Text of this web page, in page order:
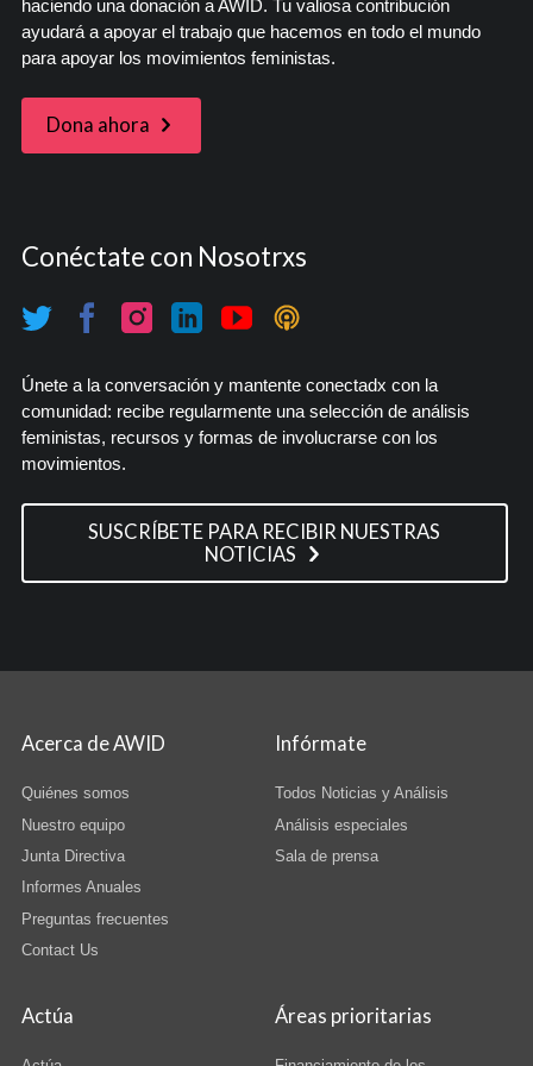
haciendo una donación a AWID. Tu valiosa contribución
ayudará a apoyar el trabajo que hacemos en todo el mundo
para apoyar los movimientos feministas.
Dona ahora
Conéctate con Nosotrxs
Únete a la conversación y mantente conectadx con la
comunidad: recibe regularmente una selección de análisis
feministas, recursos y formas de involucrarse con los
movimientos.
SUSCRÍBETE PARA RECIBIR NUESTRAS
NOTICIAS
Acerca de AWID
Quiénes somos
Nuestro equipo
Junta Directiva
Informes Anuales
Preguntas frecuentes
Contact Us
Infórmate
Todos Noticias y Análisis
Análisis especiales
Sala de prensa
Actúa Áreas prioritarias